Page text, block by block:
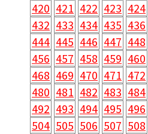
420 421 422 423 424
432 433 434 435 436
444 445 446 447 448
456 457 458 459 460
468 469 470 471 472
480 481 482 483 484
492 493 494 495 496
504 505 506 507 508